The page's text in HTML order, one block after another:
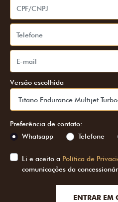
Versão escolhida
Preferência de contato:
Whatsapp
Telefone
Li e aceito a Política de
comunicações da
ENTRAR EM